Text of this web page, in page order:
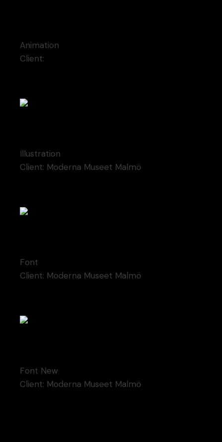
Animation
Client:
Illustration
Client: Moderna Museet Malmö
Font
Client: Moderna Museet Malmö
Font New
Client: Moderna Museet Malmö